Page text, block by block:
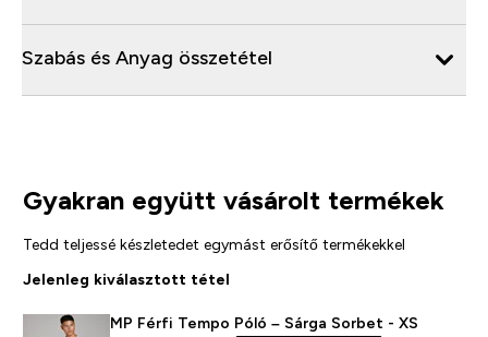
Szabás és Anyag összetétel
Gyakran együtt vásárolt termékek
Tedd teljessé készletedet egymást erősítő termékekkel
Jelenleg kiválasztott tétel
MP Férfi Tempo Póló – Sárga Sorbet - XS